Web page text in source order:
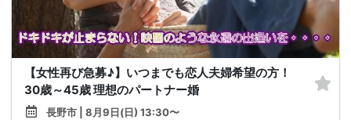
【女性再び急募♪】いつまでも恋人夫婦希望の方！
30歳～45歳 理想のパートナー婚
長野市 | 8月9日(日) 13:30〜